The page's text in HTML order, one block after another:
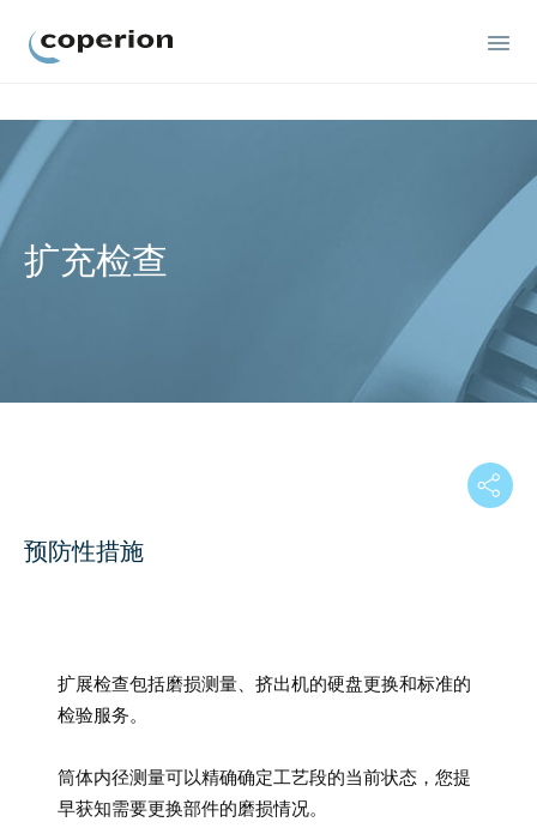
扩充检查
预防性措施
扩展检查包括磨损测量、挤出机的硬盘更换和标准的
检验服务。
筒体内径测量可以精确确定工艺段的当前状态，您提
早获知需要更换部件的磨损情况。